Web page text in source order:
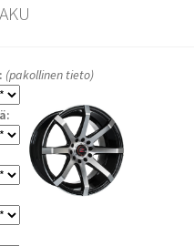
(pakollinen tieto)